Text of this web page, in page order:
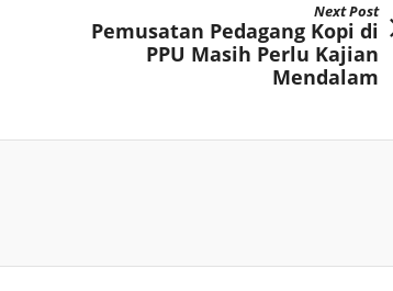
Next Post
Pemusatan Pedagang Kopi di
PPU Masih Perlu Kajian
Mendalam